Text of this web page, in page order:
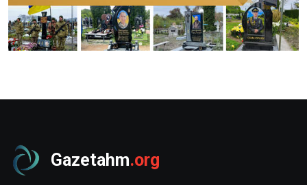
Gazetahm.org